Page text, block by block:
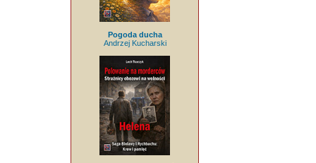
Pogoda ducha
Andrzej Kucharski